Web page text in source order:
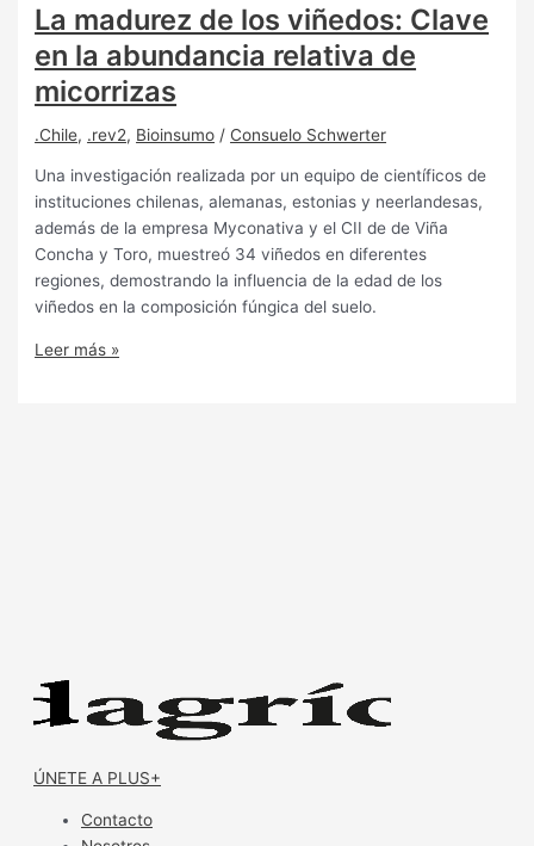
La madurez de los viñedos: Clave
en la abundancia relativa de
micorrizas
.Chile, .rev2, Bioinsumo / Consuelo Schwerter
Una investigación realizada por un equipo de científicos de
instituciones chilenas, alemanas, estonias y neerlandesas,
además de la empresa Myconativa y el CII de de Viña
Concha y Toro, muestreó 34 viñedos en diferentes
regiones, demostrando la influencia de la edad de los
viñedos en la composición fúngica del suelo.
Leer más »
ÚNETE A PLUS+
Contacto